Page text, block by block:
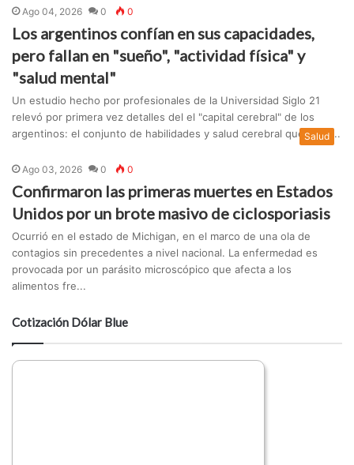
Ago 04, 2026 0 0
Los argentinos confían en sus capacidades,
pero fallan en "sueño", "actividad física" y
"salud mental"
Un estudio hecho por profesionales de la Universidad Siglo 21
relevó por primera vez detalles del el "capital cerebral" de los
argentinos: el conjunto de habilidades y salud cerebral que sosti...
Salud
Ago 03, 2026 0 0
Confirmaron las primeras muertes en Estados
Unidos por un brote masivo de ciclosporiasis
Ocurrió en el estado de Michigan, en el marco de una ola de
contagios sin precedentes a nivel nacional. La enfermedad es
provocada por un parásito microscópico que afecta a los
alimentos fre...
Cotización Dólar Blue